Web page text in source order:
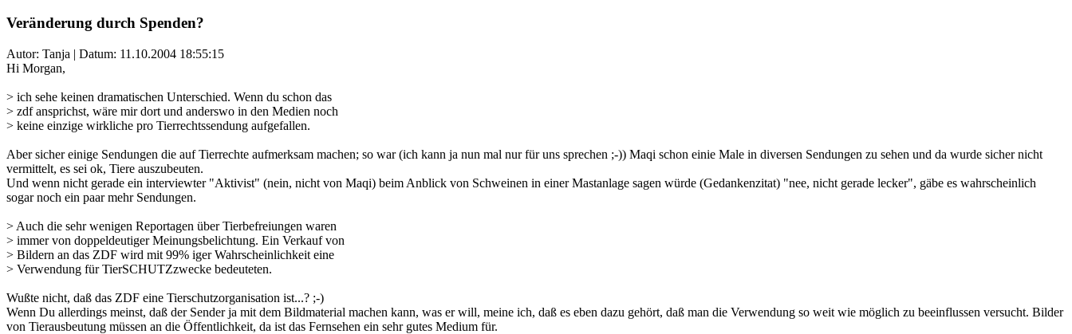
Veränderung durch Spenden?
Autor: Tanja | Datum: 11.10.2004 18:55:15
Hi Morgan,
> ich sehe keinen dramatischen Unterschied. Wenn du schon das
> zdf ansprichst, wäre mir dort und anderswo in den Medien noch
> keine einzige wirkliche pro Tierrechtssendung aufgefallen.
Aber sicher einige Sendungen die auf Tierrechte aufmerksam machen; so war (ich kann ja nun mal nur für uns sprechen ;-)) Maqi schon einie Male in diversen Sendungen zu sehen und da wurde sicher nicht
vermittelt, es sei ok, Tiere auszubeuten.
Und wenn nicht gerade ein interviewter "Aktivist" (nein, nicht von Maqi) beim Anblick von Schweinen in einer Mastanlage sagen würde (Gedankenzitat) "nee, nicht gerade lecker", gäbe es wahrscheinlich
sogar noch ein paar mehr Sendungen.
> Auch die sehr wenigen Reportagen über Tierbefreiungen waren
> immer von doppeldeutiger Meinungsbelichtung. Ein Verkauf von
> Bildern an das ZDF wird mit 99% iger Wahrscheinlichkeit eine
> Verwendung für TierSCHUTZzwecke bedeuteten.
Wußte nicht, daß das ZDF eine Tierschutzorganisation ist...? ;-)
Wenn Du allerdings meinst, daß der Sender ja mit dem Bildmaterial machen kann, was er will, meine ich, daß es eben dazu gehört, daß man die Verwendung so weit wie möglich zu beeinflussen versucht. Bilder
von Tierausbeutung müssen an die Öffentlichkeit, da ist das Fernsehen ein sehr gutes Medium für.